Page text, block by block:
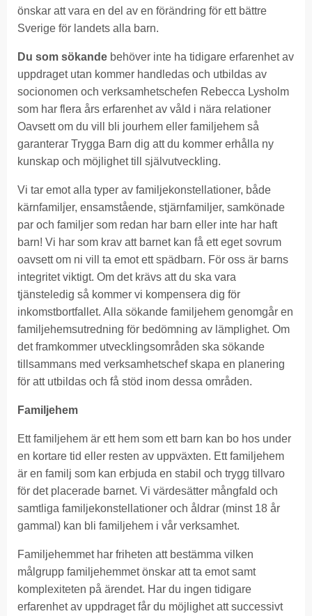
önskar att vara en del av en förändring för ett bättre
Sverige för landets alla barn.
Du som sökande behöver inte ha tidigare erfarenhet av
uppdraget utan kommer handledas och utbildas av
socionomen och verksamhetschefen Rebecca Lysholm
som har flera års erfarenhet av våld i nära relationer
Oavsett om du vill bli jourhem eller familjehem så
garanterar Trygga Barn dig att du kommer erhålla ny
kunskap och möjlighet till självutveckling.
Vi tar emot alla typer av familjekonstellationer, både
kärnfamiljer, ensamstående, stjärnfamiljer, samkönade
par och familjer som redan har barn eller inte har haft
barn! Vi har som krav att barnet kan få ett eget sovrum
oavsett om ni vill ta emot ett spädbarn. För oss är barns
integritet viktigt. Om det krävs att du ska vara
tjänsteledig så kommer vi kompensera dig för
inkomstbortfallet. Alla sökande familjehem genomgår en
familjehemsutredning för bedömning av lämplighet. Om
det framkommer utvecklingsområden ska sökande
tillsammans med verksamhetschef skapa en planering
för att utbildas och få stöd inom dessa områden.
Familjehem
Ett familjehem är ett hem som ett barn kan bo hos under
en kortare tid eller resten av uppväxten. Ett familjehem
är en familj som kan erbjuda en stabil och trygg tillvaro
för det placerade barnet. Vi värdesätter mångfald och
samtliga familjekonstellationer och åldrar (minst 18 år
gammal) kan bli familjehem i vår verksamhet.
Familjehemmet har friheten att bestämma vilken
målgrupp familjehemmet önskar att ta emot samt
komplexiteten på ärendet. Har du ingen tidigare
erfarenhet av uppdraget får du möjlighet att successivt